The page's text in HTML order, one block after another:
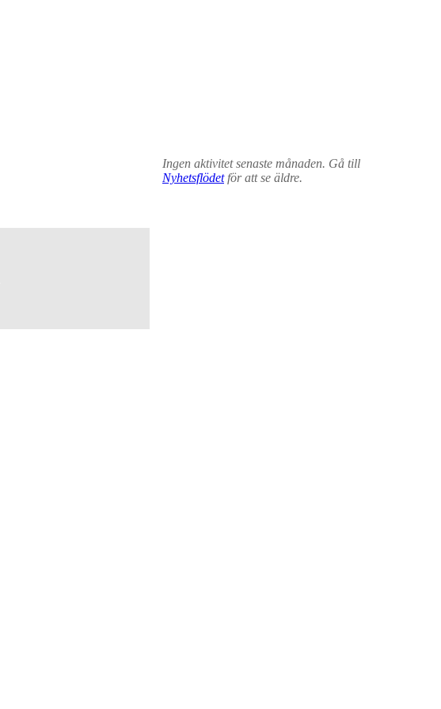
Ingen aktivitet senaste månaden. Gå till
Nyhetsflödetför att se äldre.